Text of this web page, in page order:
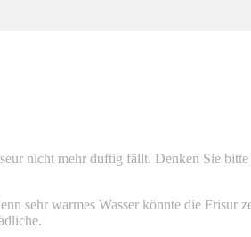
nicht mehr duftig fällt. Denken Sie
sehr warmes Wasser könnte die Frisur